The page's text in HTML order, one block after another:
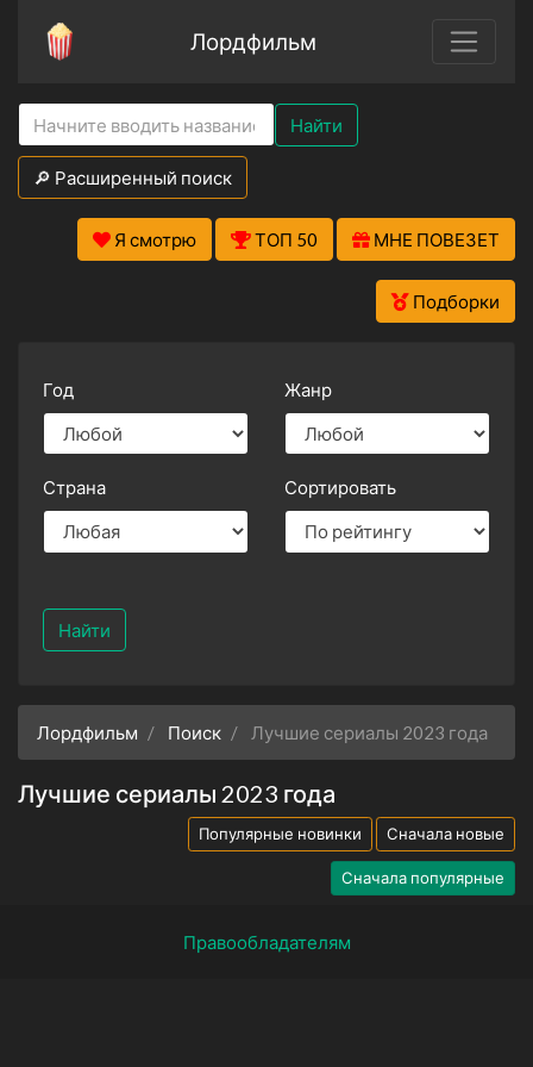
Лордфильм
Найти
🔎 Расширенный поиск
Я смотрю ТОП 50 МНЕ ПОВЕЗЕТ
Подборки
Год Жанр
Страна Сортировать
Найти
Лордфильм Поиск Лучшие сериалы 2023 года
Лучшие сериалы 2023 года
Популярные новинки Сначала новые
Сначала популярные
Правообладателям